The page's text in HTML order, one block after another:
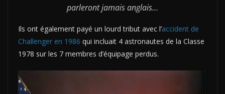
parleront jamais anglais…
Ils ont également payé un lourd tribut avec l’accident de
Challenger en 1986 qui incluait 4 astronautes de la Classe
1978 sur les 7 membres d’équipage perdus.